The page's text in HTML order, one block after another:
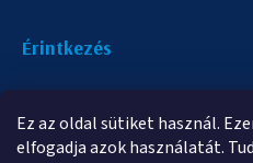
Ez az oldal sütiket használ.
elfogadja azok használatát.
Érintkezés
info@elampa.hu